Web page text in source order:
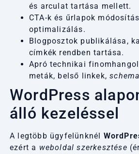
és arculat tartása mellett.
CTA-k és űrlapok
optimalizálás.
Blogposztok publikálása,
címkék rendben tartása.
Apró technikai
meták, belső linkek,schema
WordPress
álló kezeléssel
A legtöbb ügyfelünknél
ezért a weboldal szerkesztése